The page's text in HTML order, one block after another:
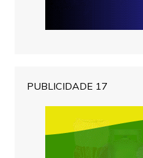
PUBLICIDADE 17